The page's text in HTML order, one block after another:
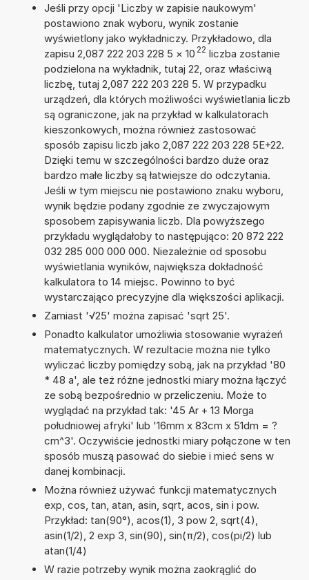
Jeśli przy opcji 'Liczby w zapisie naukowym'
postawiono znak wyboru, wynik zostanie
wyświetlony jako wykładniczy. Przykładowo, dla
zapisu 2,087 222 203 228 5 × 10 22 liczba zostanie
podzielona na wykładnik, tutaj 22, oraz właściwą
liczbę, tutaj 2,087 222 203 228 5. W przypadku
urządzeń, dla których możliwości wyświetlania liczb
są ograniczone, jak na przykład w kalkulatorach
kieszonkowych, można również zastosować
sposób zapisu liczb jako 2,087 222 203 228 5E+22.
Dzięki temu w szczególności bardzo duże oraz
bardzo małe liczby są łatwiejsze do odczytania.
Jeśli w tym miejscu nie postawiono znaku wyboru,
wynik będzie podany zgodnie ze zwyczajowym
sposobem zapisywania liczb. Dla powyższego
przykładu wyglądałoby to następująco: 20 872 222
032 285 000 000 000. Niezależnie od sposobu
wyświetlania wyników, największa dokładność
kalkulatora to 14 miejsc. Powinno to być
wystarczająco precyzyjne dla większości aplikacji.
Zamiast '√25' można zapisać 'sqrt 25'.
Ponadto kalkulator umożliwia stosowanie wyrażeń
matematycznych. W rezultacie można nie tylko
wyliczać liczby pomiędzy sobą, jak na przykład '80
* 48 a', ale też różne jednostki miary można łączyć
ze sobą bezpośrednio w przeliczeniu. Może to
wyglądać na przykład tak: '45 Ar + 13 Morga
południowej afryki' lub '16mm x 83cm x 51dm = ?
cm^3'. Oczywiście jednostki miary połączone w ten
sposób muszą pasować do siebie i mieć sens w
danej kombinacji.
Można również używać funkcji matematycznych
exp, cos, tan, atan, asin, sqrt, acos, sin i pow.
Przykład: tan(90°), acos(1), 3 pow 2, sqrt(4),
asin(1/2), 2 exp 3, sin(90), sin(π/2), cos(pi/2) lub
atan(1/4)
W razie potrzeby wynik można zaokrąglić do